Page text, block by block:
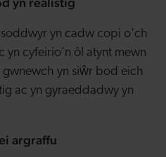
yn cadw copi o'ch
yn cyfeirio'n ôl atynt mewn
yn siŵr bod eich
ac yn gyraeddadwy yn
argraffu